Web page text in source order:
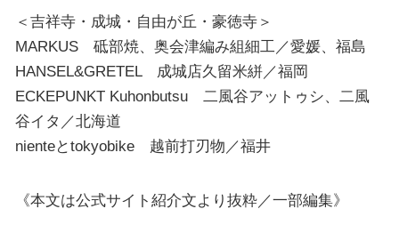
＜吉祥寺・成城・自由が丘・豪徳寺＞
MARKUS 砥部焼、奥会津編み組細工／愛媛、福島
HANSEL&GRETEL 成城店久留米絣／福岡
ECKEPUNKT Kuhonbutsu 二風谷アットゥシ、二風
谷イタ／北海道
nienteとtokyobike 越前打刃物／福井
《本文は公式サイト紹介文より抜粋／一部編集》